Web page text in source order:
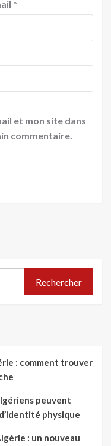
*
et mon site dans
commentaire.
Rechercher
: comment trouver
peuvent
physique
: un nouveau